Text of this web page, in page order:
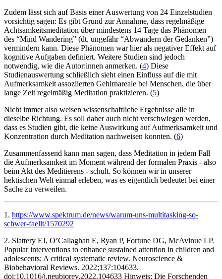
Zudem lässt sich auf Basis einer Auswertung von 24 Einzelstudien
vorsichtig sagen: Es gibt Grund zur Annahme, dass regelmäßige
Achtsamkeitsmeditation über mindestens 14 Tage das Phänomen
des “Mind Wandering” (dt. ungefähr “Abwandern der Gedanken”)
vermindern kann. Diese Phänomen war hier als negativer Effekt auf
kognitive Aufgaben definiert. Weitere Studien sind jedoch
notwendig, wie die Autor:innen anmerken. (4) Diese
Studienauswertung schließlich sieht einen Einfluss auf die mit
Aufmerksamkeit assoziierten Gehirnareale bei Menschen, die über
lange Zeit regelmäßig Meditation praktizieren. (5)
Nicht immer also weisen wissenschaftliche Ergebnisse alle in
dieselbe Richtung. Es soll daher auch nicht verschwiegen werden,
dass es Studien gibt, die keine Auswirkung auf Aufmerksamkeit und
Konzentration durch Meditation nachweisen konnten. (6)
Zusammenfassend kann man sagen, dass Meditation in jedem Fall
die Aufmerksamkeit im Moment während der formalen Praxis - also
beim Akt des Meditierens - schult. So können wir in unserer
hektischen Welt einmal erleben, was es eigentlich bedeutet bei einer
Sache zu verweilen.
1. https://www.spektrum.de/news/warum-uns-multitasking-so-
schwer-faellt/1570292
2. Slattery EJ, O’Callaghan E, Ryan P, Fortune DG, McAvinue LP.
Popular interventions to enhance sustained attention in children and
adolescents: A critical systematic review. Neuroscience &
Biobehavioral Reviews. 2022;137:104633.
doi:10.1016/j.neubiorev.2022.104633 ‌Hinweis: Die Forschenden